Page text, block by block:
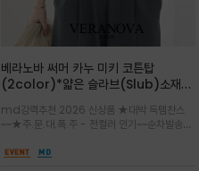
베라노바 써머 카누 미키 코튼탑
(2color)*얇은 슬라브(Slub)소재
하며, 몸에 잘 달라붙지 않아 쾌적
md강력추천 2026 신상품 ★대박 득템찬스
~~★주.문.대.폭.주 - 전컬러 인기~~순차발송중
드롭숄더 핏과 부드러운 라운드넥이 편안하며, 앞